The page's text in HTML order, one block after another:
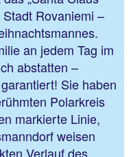
Rovaniemi –
an jedem Tag im
abstatten –
Sie haben
Polarkreis
markierte Linie,
weisen
Verlauf des